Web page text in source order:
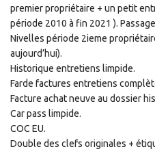
premier propriétaire + un petit
période 2010 à fin 2021 ).
Nivelles période 2ieme
aujourd’hui).
Historique entretiens limpide.
Farde factures entretiens
Facture achat neuve au dossier
Car pass limpide.
COC EU.
Double des clefs originales +